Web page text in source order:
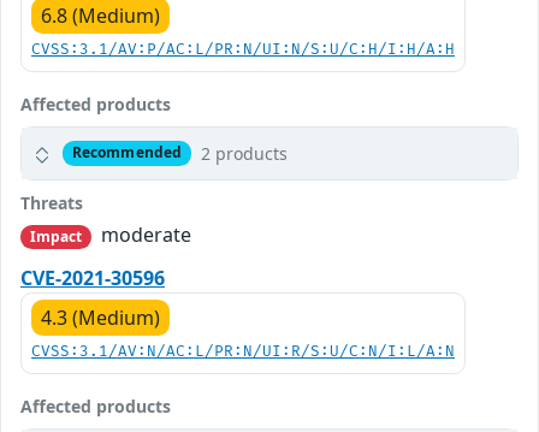
6.8 (Medium)
CVSS:3.1/AV:P/AC:L/PR:N/UI:N/S:U/C:H/I:H/A:H
Affected products
Recommended 2 products
Threats
Impact
moderate
CVE-2021-30596
4.3 (Medium)
CVSS:3.1/AV:N/AC:L/PR:N/UI:R/S:U/C:N/I:L/A:N
Affected products